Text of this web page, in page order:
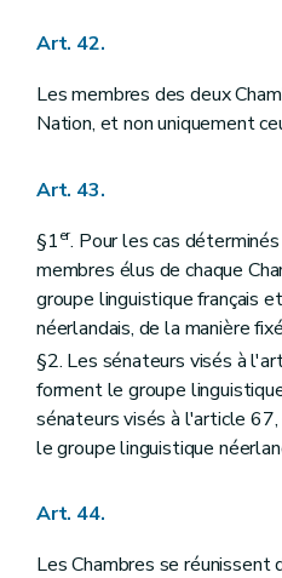
Art. 42.
Les membres des deux
Nation, et non uniquement
Art. 43.
§1er. Pour les cas
membres élus de chaque
groupe linguistique français
néerlandais, de la manière
§2. Les sénateurs visés à
forment le groupe
sénateurs visés à l'article 67,
le groupe linguistique
Art. 44.
Les Chambres se réunissent